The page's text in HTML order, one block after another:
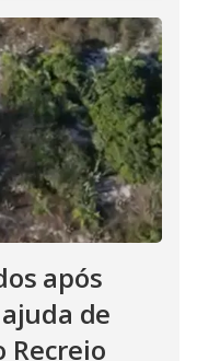
após
de
Recreio